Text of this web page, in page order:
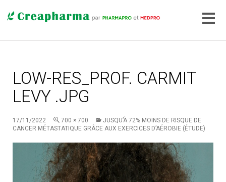
LOW-RES_PROF. CARMIT
LEVY .JPG
17/11/2022 700 × 700
JUSQU’À 72% MOINS DE RISQUE DE
CANCER MÉTASTATIQUE GRÂCE AUX EXERCICES D’AÉROBIE (ÉTUDE)